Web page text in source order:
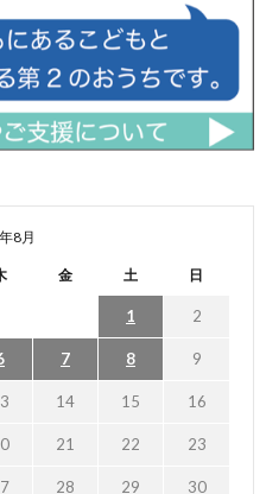
8月
金 土 日
1 2
7 8 9
14 15 16
21 22 23
28 29 30